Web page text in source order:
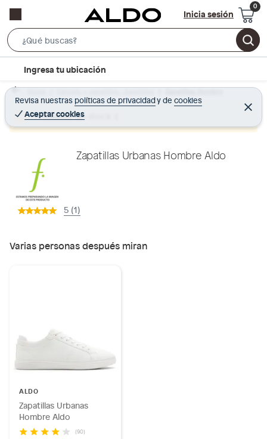
Inicia sesión
e
r
c
B
r
c
t
n
Ingresa tu ubicación
Revisa nuestras políticas de privacidadyde cookies
Aceptar cookies
C
e
r
Home Calzado y zapatillas - Zapatillas Zapatillas Hombre
Producto sin stock :(
Zapatillas Urbanas Hombre Aldo
5 (1)
Varias personas después miran
ALDO
Zapatillas Urbanas
Hombre Aldo
(90)